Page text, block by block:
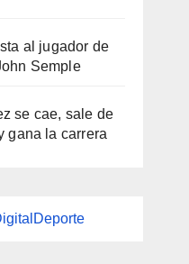
al jugador de
Semple
se cae, sale de
gana la carrera